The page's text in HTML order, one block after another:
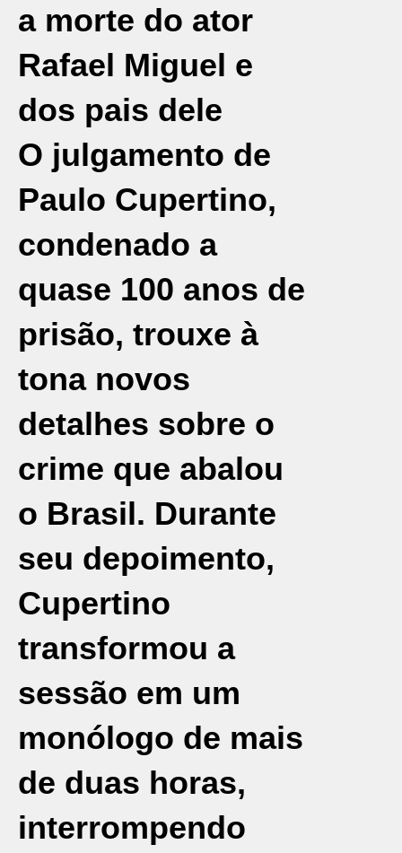
a morte do ator
Rafael Miguel e
dos pais dele
O julgamento de
Paulo Cupertino,
condenado a
quase 100 anos de
prisão, trouxe à
tona novos
detalhes sobre o
crime que abalou
o Brasil. Durante
seu depoimento,
Cupertino
transformou a
sessão em um
monólogo de mais
de duas horas,
interrompendo